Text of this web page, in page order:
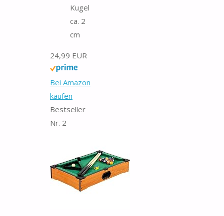
Kugel
ca. 2
cm
24,99 EUR
Bei Amazon
kaufen
Bestseller
Nr. 2